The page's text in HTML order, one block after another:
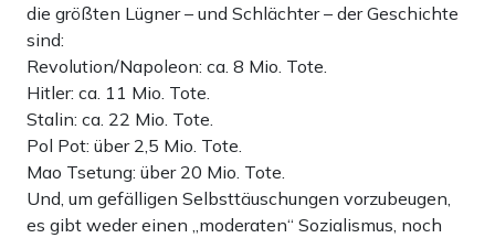
die größten Lügner – und Schlächter – der Geschichte
sind:
Revolution/Napoleon: ca. 8 Mio. Tote.
Hitler: ca. 11 Mio. Tote.
Stalin: ca. 22 Mio. Tote.
Pol Pot: über 2,5 Mio. Tote.
Mao Tsetung: über 20 Mio. Tote.
Und, um gefälligen Selbsttäuschungen vorzubeugen,
es gibt weder einen „moderaten“ Sozialismus, noch